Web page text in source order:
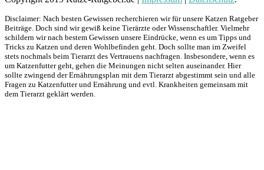
Disclaimer: Nach besten Gewissen recherchieren wir für unsere Katzen Ratgeber
Beiträge. Doch sind wir gewiß keine Tierärzte oder Wissenschaftler. Vielmehr
schildern wir nach bestem Gewissen unsere Eindrücke, wenn es um Tipps und
Tricks zu Katzen und deren Wohlbefinden geht. Doch sollte man im Zweifel
stets nochmals beim Tierarzt des Vertrauens nachfragen. Insbesondere, wenn es
um Katzenfutter geht, gehen die Meinungen nicht selten auseinander. Hier
sollte zwingend der Ernährungsplan mit dem Tierarzt abgestimmt sein und alle
Fragen zu Katzenfutter und Ernährung und evtl. Krankheiten gemeinsam mit
dem Tierarzt geklärt werden.